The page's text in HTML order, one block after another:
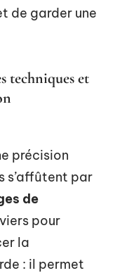
de garder une
techniques et
précision
s’affûtent par
de
pour
la
: il permet